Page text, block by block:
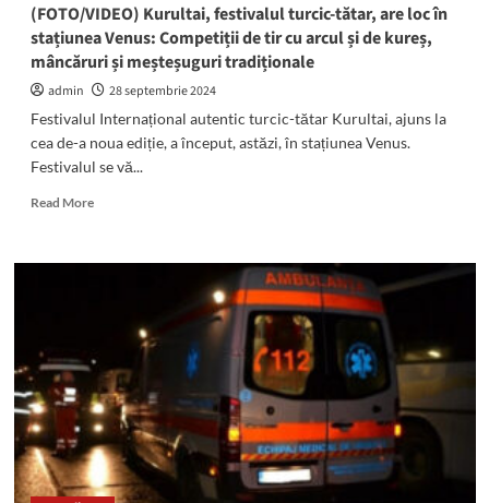
rămași
fără
un
adăpost
urma
inundațiilor
(FOTO/VIDEO) Kurultai, festivalul turcic-tătar, are loc în
stațiunea Venus: Competiții de tir cu arcul și de kureș,
mâncăruri și meșteșuguri tradiționale
admin
28 septembrie 2024
Festivalul Internațional autentic turcic-tătar Kurultai, ajuns la
cea de-a noua ediție, a început, astăzi, în stațiunea Venus.
Festivalul se vă...
Read MoreRead
(FOTO/VIDEO)
are
loc
în
stațiunea
Venus:
Competiții
de